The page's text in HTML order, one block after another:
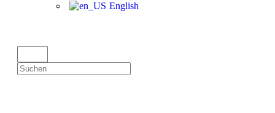
English